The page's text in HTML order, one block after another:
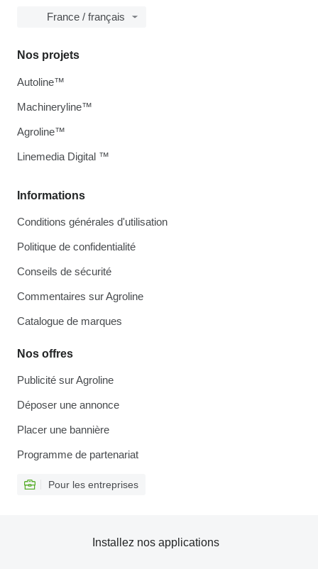
France / français
Informations
Conditions générales d'utilisation
Politique de confidentialité
Conseils de sécurité
Commentaires sur Agroline
Catalogue de marques
Nos offres
Publicité sur Agroline
Déposer une annonce
Placer une bannière
Programme de partenariat
Pour les entreprises
Nos projets
Autoline™
Machineryline™
Agroline™
Linemedia Digital ™
Installez nos applications